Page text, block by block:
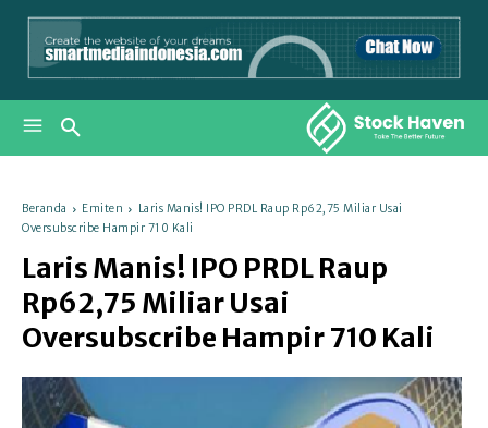
Beranda Emiten
Laris Manis! IPO PRDL Raup Rp62,75 Miliar Usai
Oversubscribe Hampir 710 Kali
Laris Manis! IPO PRDL Raup
Rp62,75 Miliar Usai
Oversubscribe Hampir 710 Kali